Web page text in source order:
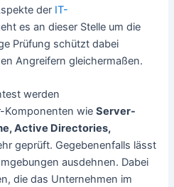
der IT-
es an dieser Stelle um die
Prüfung schützt dabei
Angreifern gleichermaßen.
werden
Komponenten wieServer-
Active Directories,
geprüft. Gegebenenfalls lässt
ausdehnen. Dabei
die das Unternehmen im